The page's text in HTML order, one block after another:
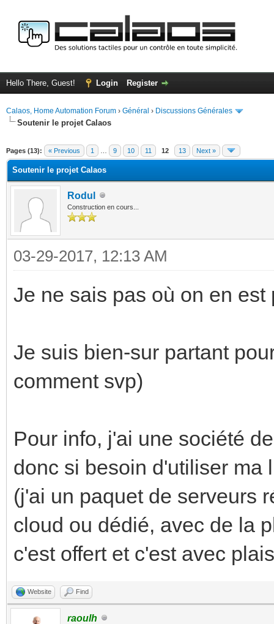
Hello There, Guest! Login Register
Calaos, Home Automation Forum › Général › Discussions Générales
Soutenir le projet Calaos
Pages (13): « Previous 1 9 10 11 12 13 Next »
Soutenir le projet Calaos
Rodul
Construction en cours...
03-29-2017, 12:13 AM
Je ne sais pas où on en
Je suis bien-sur partant
comment svp)
Pour info, j'ai une société
donc si besoin d'utiliser ma
(j'ai un paquet de serveurs
cloud ou dédié, avec de la
c'est offert et c'est avec
Website Find
raoulh